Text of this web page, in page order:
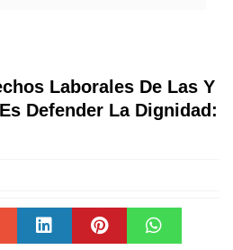
Laborales De Las Y
Defender La Dignidad: